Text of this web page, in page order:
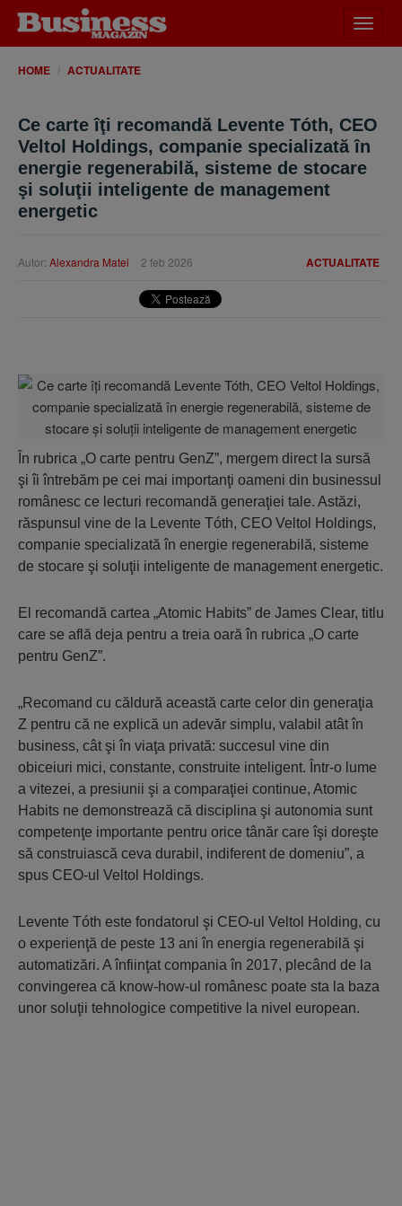
meniu
HOME ACTUALITATE
Ce carte îţi recomandă Levente Tóth, CEO
Veltol Holdings, companie specializată în
energie regenerabilă, sisteme de stocare
şi soluţii inteligente de management
energetic
ACTUALITATE
Autor: Alexandra Matei 2 feb 2026
În rubrica „O carte pentru GenZ”, mergem direct la sursă
şi îi întrebăm pe cei mai importanţi oameni din businessul
românesc ce lecturi recomandă generaţiei tale. Astăzi,
răspunsul vine de la Levente Tóth, CEO Veltol Holdings,
companie specializată în energie regenerabilă, sisteme
de stocare şi soluţii inteligente de management energetic.
El recomandă cartea „Atomic Habits” de James Clear, titlu
care se află deja pentru a treia oară în rubrica „O carte
pentru GenZ”.
„Recomand cu căldură această carte celor din generaţia
Z pentru că ne explică un adevăr simplu, valabil atât în
business, cât şi în viaţa privată: succesul vine din
obiceiuri mici, constante, construite inteligent. Într-o lume
a vitezei, a presiunii şi a comparaţiei continue, Atomic
Habits ne demonstrează că disciplina şi autonomia sunt
competenţe importante pentru orice tânăr care îşi doreşte
să construiască ceva durabil, indiferent de domeniu”, a
spus CEO-ul Veltol Holdings.
Levente Tóth este fondatorul şi CEO-ul Veltol Holding, cu
o experienţă de peste 13 ani în energia regenerabilă şi
automatizări. A înfiinţat compania în 2017, plecând de la
convingerea că know-how-ul românesc poate sta la baza
unor soluţii tehnologice competitive la nivel european.